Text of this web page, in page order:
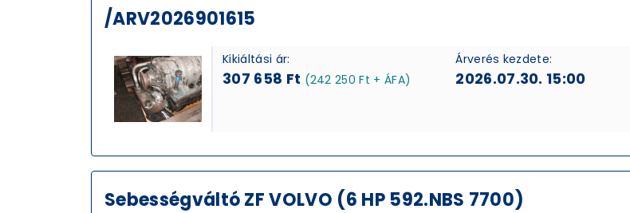
/ARV2026901615
Kikiáltási ár:
307 658 Ft (242 250 Ft + ÁFA)
Árverés kezdete:
2026.07.30. 15:00
Sebességváltó ZF VOLVO (6 HP 592.NBS 7700)